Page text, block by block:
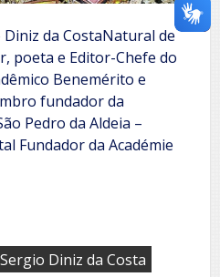
da CostaNatural de
poeta e Editor-Chefe do
Benemérito e
fundador da
Pedro da Aldeia –
Fundador da Académie
Sergio Diniz da Costa